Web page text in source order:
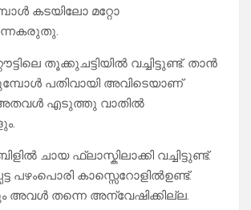
കടയിലോ മറ്റോ
തൂക്കുചട്ടിയിൽ വച്ചിട്ടുണ്ട്. താൻ
പതിവായി അവിടെയാണ്
അതവൾ എടുത്തു വാതിൽ
ചായ ഫ്ലാസ്കിലാക്കി വച്ചിട്ടുണ്ട്.
പഴംപൊരി കാസ്സെറോളിൽഉണ്ട്.
അവൾ തന്നെ അന്വേഷിക്കില്ല.